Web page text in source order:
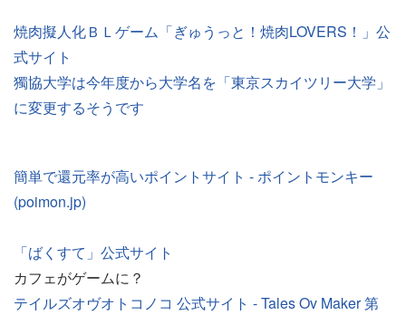
焼肉擬人化ＢＬゲーム「ぎゅうっと！焼肉LOVERS！」公
式サイト
獨協大学は今年度から大学名を「東京スカイツリー大学」
に変更するそうです
簡単で還元率が高いポイントサイト - ポイントモンキー
(poimon.jp)
「ばくすて」公式サイト
カフェがゲームに？
テイルズオヴオトコノコ 公式サイト - Tales Ov Maker 第